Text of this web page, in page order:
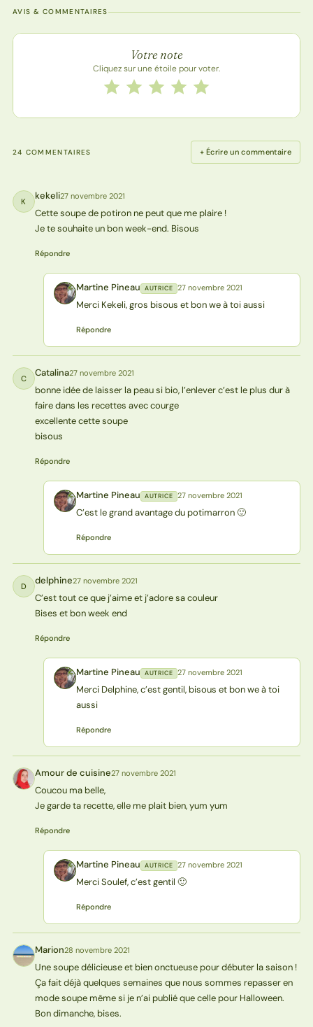
AVIS & COMMENTAIRES
Note de la recette
Votre note
Cliquez sur une étoile pour voter.
Notez cette recette de 1 à 5 étoiles
5 étoiles
4 étoiles
3 étoiles
2 étoiles
1 étoile
24 COMMENTAIRES + Écrire un commentaire
K kekeli27 novembre 2021
Cette soupe de potiron ne peut que me plaire !
Je te souhaite un bon week-end. Bisous
Répondre
MP Martine Pineau AUTRICE 27 novembre 2021
Merci Kekeli, gros bisous et bon we à toi aussi
Répondre
C Catalina27 novembre 2021
bonne idée de laisser la peau si bio, l’enlever c’est le plus dur à
faire dans les recettes avec courge
excellente cette soupe
bisous
Répondre
MP Martine Pineau AUTRICE 27 novembre 2021
C’est le grand avantage du potimarron 🙂
Répondre
D delphine27 novembre 2021
C’est tout ce que j’aime et j’adore sa couleur
Bises et bon week end
Répondre
MP Martine Pineau AUTRICE 27 novembre 2021
Merci Delphine, c’est gentil, bisous et bon we à toi
aussi
Répondre
AC Amour de cuisine27 novembre 2021
Coucou ma belle,
Je garde ta recette, elle me plait bien, yum yum
Répondre
MP Martine Pineau AUTRICE 27 novembre 2021
Merci Soulef, c’est gentil 🙂
Répondre
M Marion28 novembre 2021
Une soupe délicieuse et bien onctueuse pour débuter la saison !
Ça fait déjà quelques semaines que nous sommes repasser en
mode soupe même si je n’ai publié que celle pour Halloween.
Bon dimanche, bises.